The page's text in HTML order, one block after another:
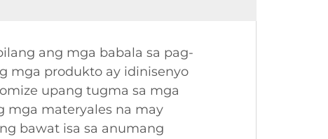
ang mga babala sa pag-
mga produkto ay idinisenyo
upang tugma sa mga
mga materyales na may
bawat isa sa anumang